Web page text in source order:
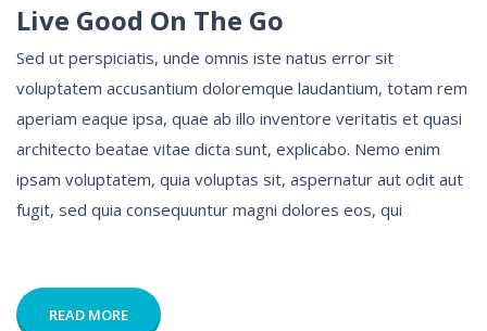
Live Good On The Go
Sed ut perspiciatis, unde omnis iste natus error sit
voluptatem accusantium doloremque laudantium, totam rem
aperiam eaque ipsa, quae ab illo inventore veritatis et quasi
architecto beatae vitae dicta sunt, explicabo. Nemo enim
ipsam voluptatem, quia voluptas sit, aspernatur aut odit aut
fugit, sed quia consequuntur magni dolores eos, qui
READ MORE